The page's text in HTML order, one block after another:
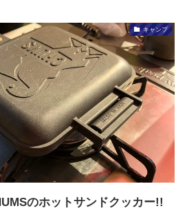
キャンプ
のホットサンドクッカー!!